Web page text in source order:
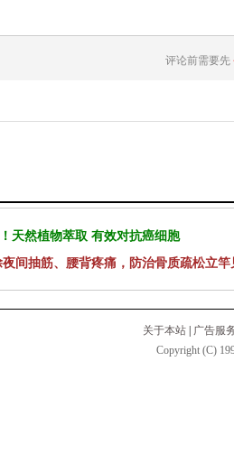
评论前需要先
天然植物萃取 有效对抗癌细胞
间抽筋、腰背疼痛，防治骨质疏松立竿
关于本站
广告服
Copyright (C)